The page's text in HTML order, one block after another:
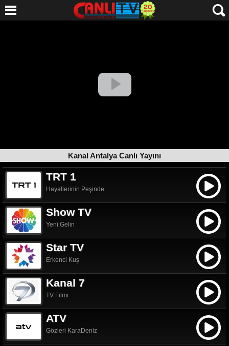
Kanal Antalya Canlı Yayını
TRT 1
Hayallerinin Peşinde
Show TV
Yeni Gelin
Star TV
Erkenci Kuş
Kanal 7
TV Filmi
ATV
Gözleri KaraDeniz